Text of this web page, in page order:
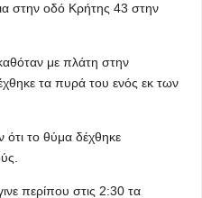
στην οδό Κρήτης 43 στην
με πλάτη στην
τα πυρά του ενός εκ των
ότι το θύμα δέχθηκε
περίπου στις 2:30 τα